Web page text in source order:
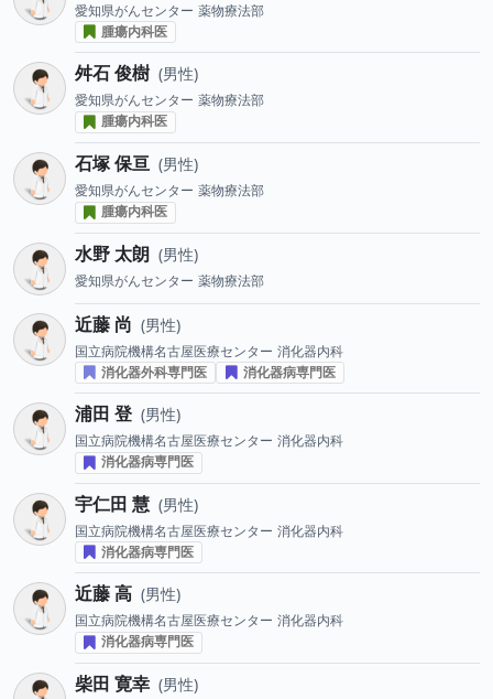
愛知県がんセンター 薬物療法部
腫瘍内科医
舛石 俊樹 男性
愛知県がんセンター 薬物療法部
腫瘍内科医
石塚 保亘 男性
愛知県がんセンター 薬物療法部
腫瘍内科医
水野 太朗 男性
愛知県がんセンター 薬物療法部
近藤 尚 男性
国立病院機構名古屋医療センター 消化器内科
消化器外科専門医
消化器病専門医
浦田 登 男性
国立病院機構名古屋医療センター 消化器内科
消化器病専門医
宇仁田 慧 男性
国立病院機構名古屋医療センター 消化器内科
消化器病専門医
近藤 高 男性
国立病院機構名古屋医療センター 消化器内科
消化器病専門医
柴田 寛幸 男性